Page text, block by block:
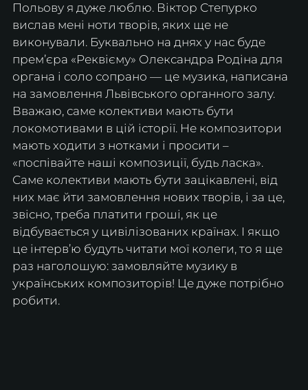
Польову я дуже люблю. Віктор Степурко
вислав мені ноти творів, яких ще не
виконували. Буквально на днях у нас буде
прем’єра «Реквієму» Олександра Родіна для
органа і соло сопрано — це музика, написана
на замовлення Львівського органного залу.
Вважаю, саме колективи мають бути
локомотивами в цій історії. Не композитори
мають ходити з нотками і просити –
«поспівайте наші композиції, будь ласка».
Саме колективи мають бути зацікавлені, від
них має йти замовлення нових творів, і за це,
звісно, треба платити гроші, як це
відбувається у цивілізованих країнах. І якщо
це інтерв’ю будуть читати мої колеги, то я ще
раз наголошую: замовляйте музику в
українських композиторів! Це дуже потрібно
робити.